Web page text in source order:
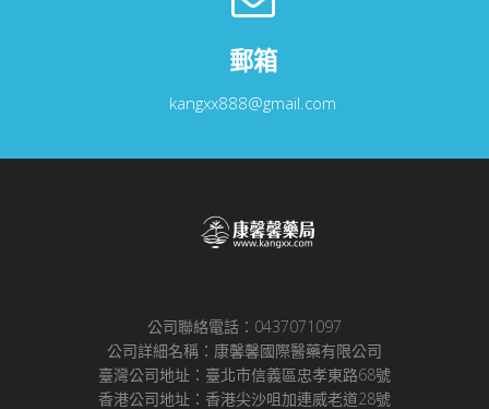
郵箱
kangxx888@gmail.com
公司聯絡電話：0437071097
公司詳細名稱：康馨馨國際醫藥有限公司
臺灣公司地址：臺北市信義區忠孝東路68號
香港公司地址：香港尖沙咀加連威老道28號